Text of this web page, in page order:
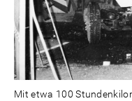
Mit etwa 100